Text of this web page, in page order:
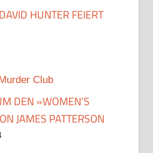
HUNTER FEIERT
DEN »WOMEN’S
JAMES PATTERSON